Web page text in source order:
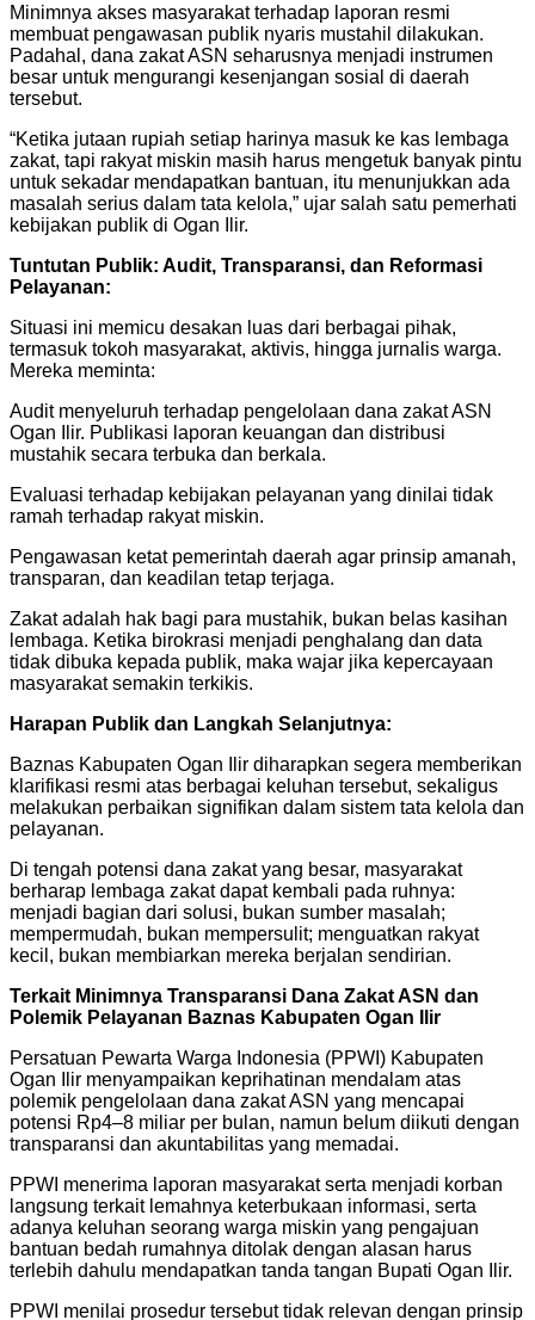
Minimnya akses masyarakat terhadap laporan resmi
membuat pengawasan publik nyaris mustahil dilakukan.
Padahal, dana zakat ASN seharusnya menjadi instrumen
besar untuk mengurangi kesenjangan sosial di daerah
tersebut.
“Ketika jutaan rupiah setiap harinya masuk ke kas lembaga
zakat, tapi rakyat miskin masih harus mengetuk banyak pintu
untuk sekadar mendapatkan bantuan, itu menunjukkan ada
masalah serius dalam tata kelola,” ujar salah satu pemerhati
kebijakan publik di Ogan Ilir.
Tuntutan Publik: Audit, Transparansi, dan Reformasi
Pelayanan:
Situasi ini memicu desakan luas dari berbagai pihak,
termasuk tokoh masyarakat, aktivis, hingga jurnalis warga.
Mereka meminta:
Audit menyeluruh terhadap pengelolaan dana zakat ASN
Ogan Ilir. Publikasi laporan keuangan dan distribusi
mustahik secara terbuka dan berkala.
Evaluasi terhadap kebijakan pelayanan yang dinilai tidak
ramah terhadap rakyat miskin.
Pengawasan ketat pemerintah daerah agar prinsip amanah,
transparan, dan keadilan tetap terjaga.
Zakat adalah hak bagi para mustahik, bukan belas kasihan
lembaga. Ketika birokrasi menjadi penghalang dan data
tidak dibuka kepada publik, maka wajar jika kepercayaan
masyarakat semakin terkikis.
Harapan Publik dan Langkah Selanjutnya:
Baznas Kabupaten Ogan Ilir diharapkan segera memberikan
klarifikasi resmi atas berbagai keluhan tersebut, sekaligus
melakukan perbaikan signifikan dalam sistem tata kelola dan
pelayanan.
Di tengah potensi dana zakat yang besar, masyarakat
berharap lembaga zakat dapat kembali pada ruhnya:
menjadi bagian dari solusi, bukan sumber masalah;
mempermudah, bukan mempersulit; menguatkan rakyat
kecil, bukan membiarkan mereka berjalan sendirian.
Terkait Minimnya Transparansi Dana Zakat ASN dan
Polemik Pelayanan Baznas Kabupaten Ogan Ilir
Persatuan Pewarta Warga Indonesia (PPWI) Kabupaten
Ogan Ilir menyampaikan keprihatinan mendalam atas
polemik pengelolaan dana zakat ASN yang mencapai
potensi Rp4–8 miliar per bulan, namun belum diikuti dengan
transparansi dan akuntabilitas yang memadai.
PPWI menerima laporan masyarakat serta menjadi korban
langsung terkait lemahnya keterbukaan informasi, serta
adanya keluhan seorang warga miskin yang pengajuan
bantuan bedah rumahnya ditolak dengan alasan harus
terlebih dahulu mendapatkan tanda tangan Bupati Ogan Ilir.
PPWI menilai prosedur tersebut tidak relevan dengan prinsip